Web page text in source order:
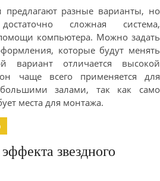
предлагают разные варианты, но
сложная система,
компьютера. Можно задать
которые будут менять
вариант отличается высокой
чаще всего применяется для
залами, так как само
места для монтажа.
звездного